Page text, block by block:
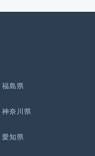
福島県
神奈川県
愛知県